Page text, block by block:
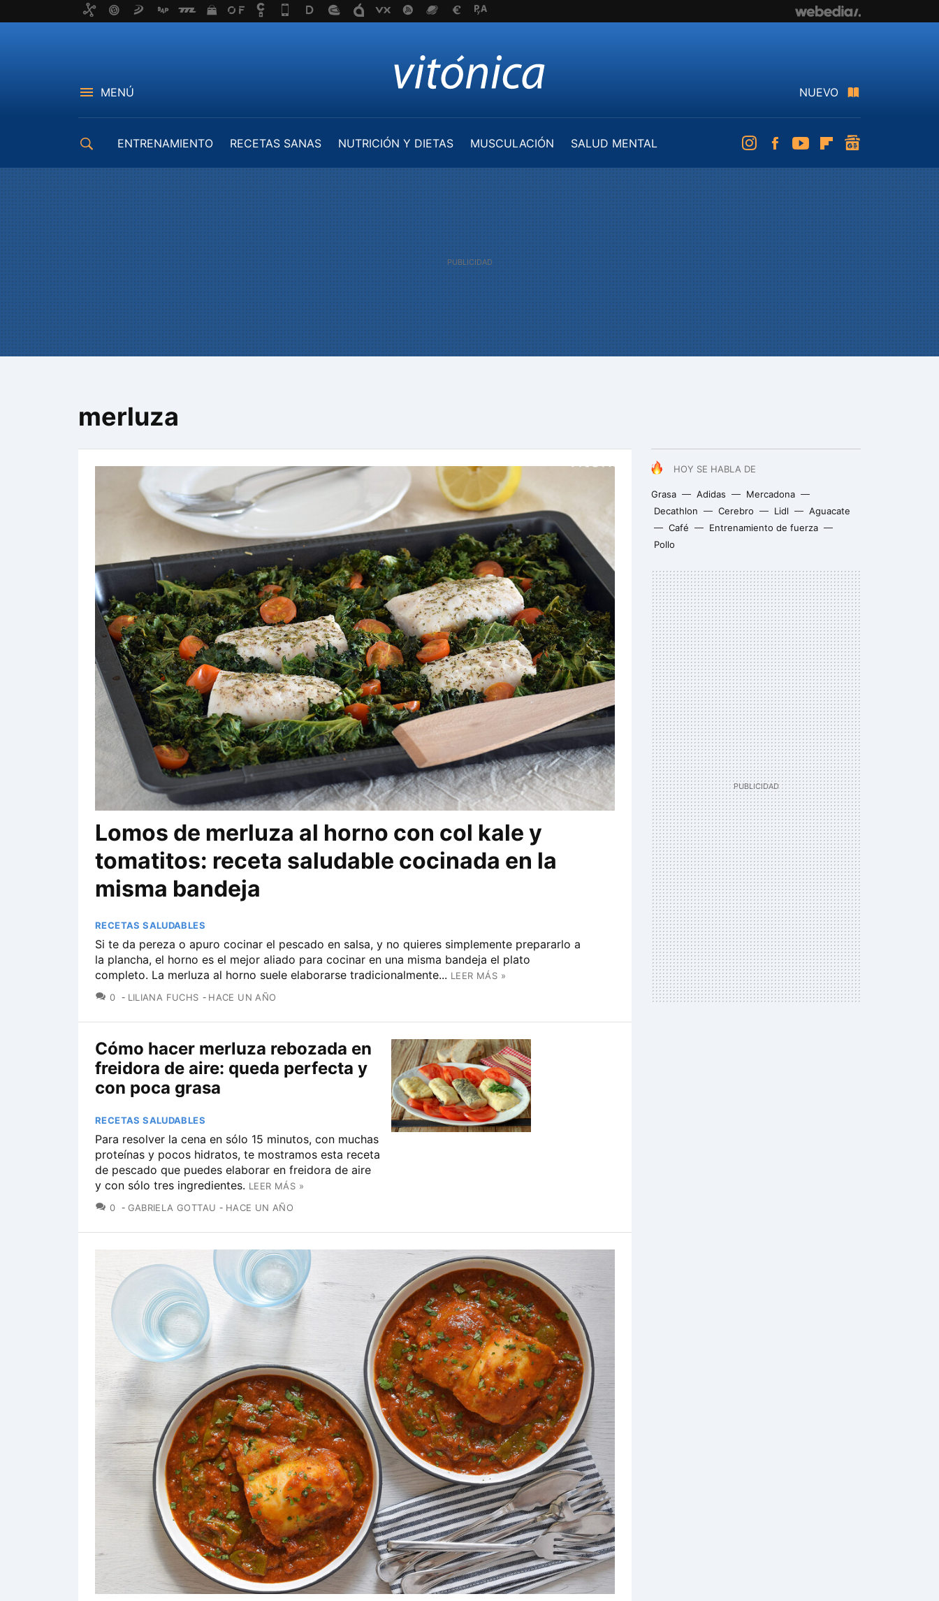
MENÚ NUEVO
ENTRENAMIENTO RECETAS SANAS NUTRICIÓN Y DIETAS MUSCULACIÓN
SALUD MENTAL
InstagramFacebookYoutubeFlipboard
merluza
HOY SE HABLA DE
Grasa Adidas
Mercadona
Decathlon
Cerebro Lidl
Aguacate
Café
Entrenamiento de fuerza
Pollo
Lomos de merluza al horno con col kale y
tomatitos: receta saludable cocinada en la
misma bandeja
RECETAS SALUDABLES
Si te da pereza o apuro cocinar el pescado en salsa, y no quieres simplemente prepararlo a
la plancha, el horno es el mejor aliado para cocinar en una misma bandeja el plato
completo. La merluza al horno suele elaborarse tradicionalmente... LEER MÁS »
0 COMENTARIOS
LILIANA FUCHS HACE UN AÑO
Cómo hacer merluza rebozada en
freidora de aire: queda perfecta y
con poca grasa
RECETAS SALUDABLES
Para resolver la cena en sólo 15 minutos, con muchas
proteínas y pocos hidratos, te mostramos esta receta
de pescado que puedes elaborar en freidora de aire
y con sólo tres ingredientes. LEER MÁS »
0 COMENTARIOS
GABRIELA GOTTAU HACE UN AÑO